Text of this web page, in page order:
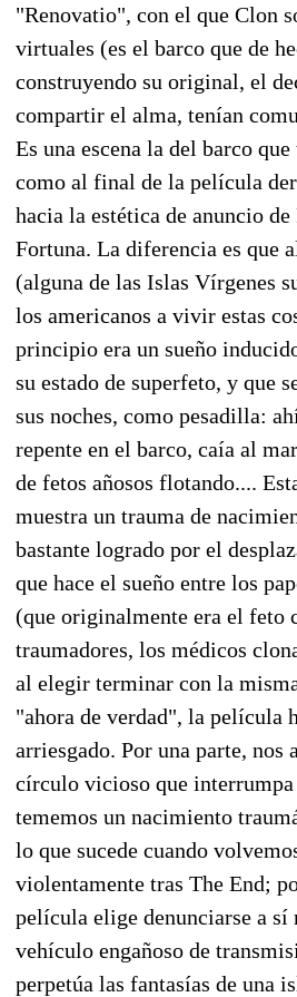
"Renovatio", con el que Clon
virtuales (es el barco que de
construyendo su original, el
compartir el alma, tenían
Es una escena la del barco
como al final de la película
hacia la estética de anuncio
Fortuna. La diferencia es que
(alguna de las Islas Vírgenes
los americanos a vivir estas
principio era un sueño
su estado de superfeto, y que
sus noches, como pesadilla:
repente en el barco, caía al
de fetos añosos flotando....
muestra un trauma de
bastante logrado por el
que hace el sueño entre los
(que originalmente era el feto
traumadores, los médicos
al elegir terminar con la
"ahora de verdad", la película
arriesgado. Por una parte, nos
círculo vicioso que
tememos un nacimiento
lo que sucede cuando
violentamente tras The End;
película elige denunciarse a sí
vehículo engañoso de
perpetúa las fantasías de una